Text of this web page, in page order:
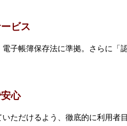
ビス
子帳簿保存法に準拠。さらに「
心
ただけるよう、徹底的に利用者